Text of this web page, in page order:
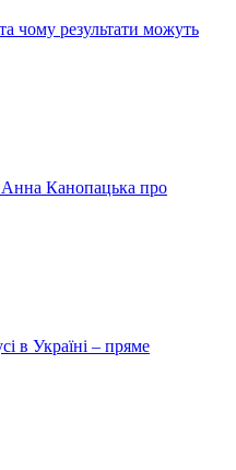
чому результати можуть
Анна Канопацька про
в Україні – пряме